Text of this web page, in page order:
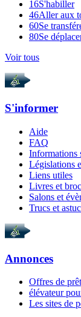
16S'habiller
46Aller aux
60Se
80Se
Voir tous
S'informer
Aide
FAQ
Informations
Législations
Liens utiles
Livres et
Salons et
Trucs et
Annonces
Offres de
élévateur
Les sites de